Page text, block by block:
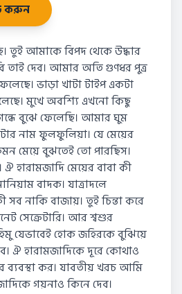
করুন
তুই আমাকে বিপদ থেকে উদ্ধার
তাই দেব। আমার অতি গুণধর পুত্ৰ
ভাড়া খাটা টাইপ একটা
মুখে অবশ্যি এখনো কিছু
বুঝে ফেলেছি। আমার ঘুম
নাম ফুলফুলিয়া। যে মেয়ের
মেয়ে বুঝতেই তো পারছিস।
হারামজাদি মেয়ের বাবা কী
বাদক। যাত্ৰাদলে
নাকি বাজায়। তুই চিন্তা করে
সেক্রেটারি। আর শ্বশুর
যেভাবেই হোক জহিরকে বুঝিয়ে
ঐ হারামজাদিকে দূরে কোথাও
ব্যবস্থা কর। যাবতীয় খরচ আমি
গয়নাও কিনে দেব।